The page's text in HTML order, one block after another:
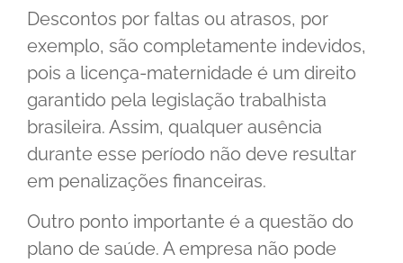
Descontos por faltas ou atrasos, por
exemplo, são completamente indevidos,
pois a licença-maternidade é um direito
garantido pela legislação trabalhista
brasileira. Assim, qualquer ausência
durante esse período não deve resultar
em penalizações financeiras.
Outro ponto importante é a questão do
plano de saúde. A empresa não pode